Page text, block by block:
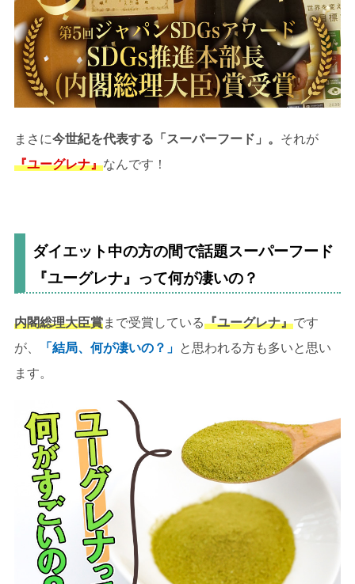
まさに今世紀を代表する「スーパーフード」。 それが
『ユーグレナ』なんです！
ダイエット中の方の間で話題スーパーフード
『ユーグレナ』って何が凄いの？
内閣総理大臣賞まで受賞している『ユーグレナ』です
が、
「結局、何が凄いの？」 と思われる方も多いと思い
ます。